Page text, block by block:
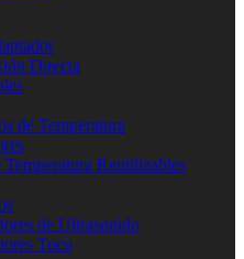
Directa
de Temperatura
Temperatura Reutilizables
de Ultrasonido
Toco